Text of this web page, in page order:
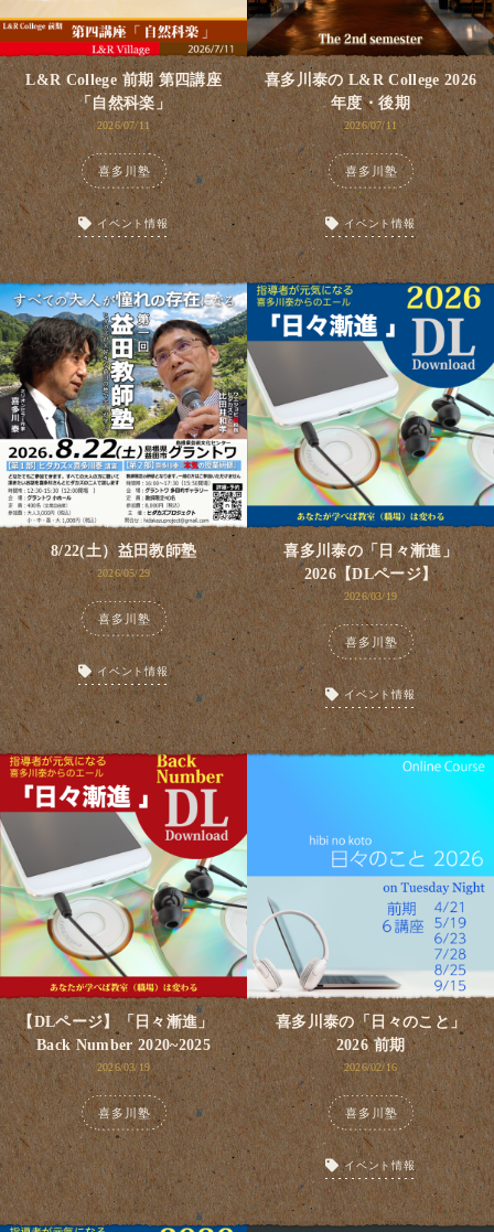
L&R College 前期 第四講座
「自然科楽」
2026/07/11
喜多川塾
イベント情報
喜多川泰の L&R College 2026
年度・後期
2026/07/11
喜多川塾
イベント情報
8/22(土）益田教師塾
2026/05/29
喜多川塾
イベント情報
喜多川泰の「日々漸進」
2026【DLページ】
2026/03/19
喜多川塾
イベント情報
【DLページ】「日々漸進」
Back Number 2020~2025
2026/03/19
喜多川塾
喜多川泰の「日々のこと」
2026 前期
2026/02/16
喜多川塾
イベント情報